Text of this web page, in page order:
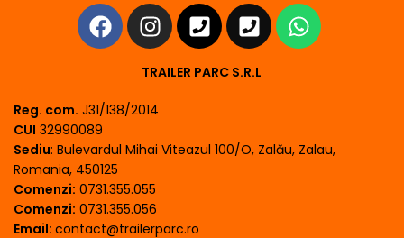
TRAILER PARC S.R.L
Reg. com. J31/138/2014
CUI 32990089
Sediu: Bulevardul Mihai Viteazul 100/O, Zalău, Zalau,
Romania, 450125
Comenzi: 0731.355.055
Comenzi: 0731.355.056
Email: contact@trailerparc.ro